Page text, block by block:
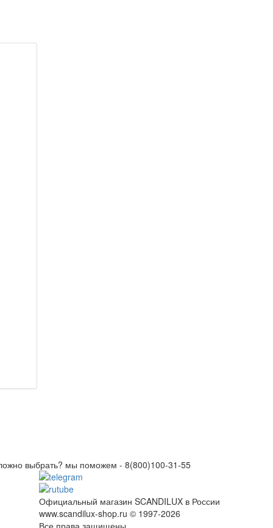
выбрать? мы поможем - 8(800)100-31-55
Официальный магазин SCANDILUX в России
www.scandilux-shop.ru © 1997-2026
Все права защищены.